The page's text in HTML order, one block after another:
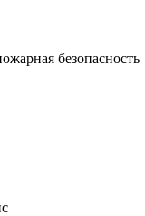
безопасность